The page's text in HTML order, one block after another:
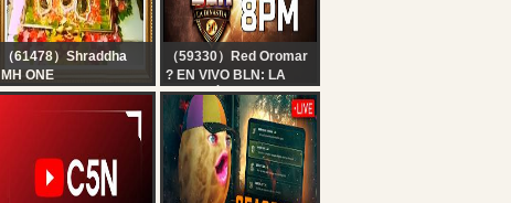
（61478）Shraddha
MH ONE
Live : Maa Vaishno Devi
Aarti From Bhawan |
（59330）Red Oromar
? EN VIVO BLN: LA
DINASTÍA ❤️?| 06 DE
AGOSTO